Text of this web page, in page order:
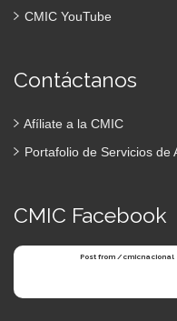
CMIC YouTube
Contáctanos
Afíliate a la CMIC
Portafolio de Servicios de
CMIC Facebook
Post from /cmicnacional